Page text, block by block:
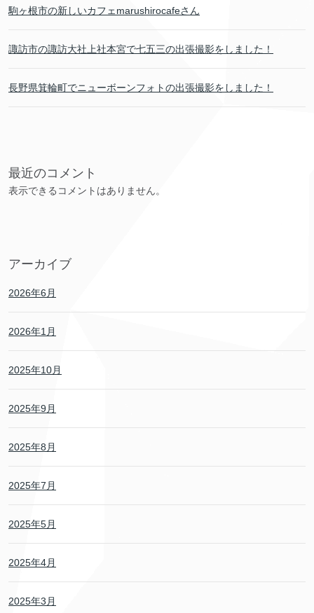
駒ヶ根市の新しいカフェmarushirocafeさん
諏訪市の諏訪大社上社本宮で七五三の出張撮影をしました！
長野県箕輪町でニューボーンフォトの出張撮影をしました！
最近のコメント
表示できるコメントはありません。
アーカイブ
2026年6月
2026年1月
2025年10月
2025年9月
2025年8月
2025年7月
2025年5月
2025年4月
2025年3月